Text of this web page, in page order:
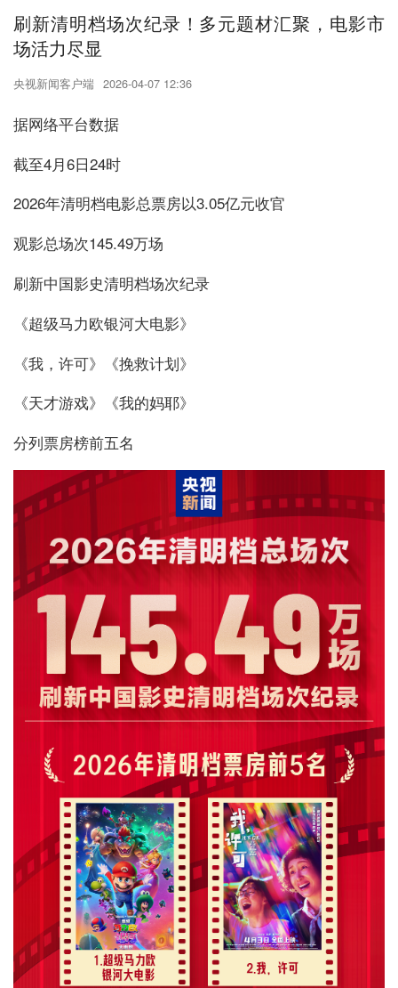
刷新清明档场次纪录！多元题材汇聚，电影市
场活力尽显
央视新闻客户端 2026-04-07 12:36
据网络平台数据
截至4月6日24时
2026年清明档电影总票房以3.05亿元收官
观影总场次145.49万场
刷新中国影史清明档场次纪录
《超级马力欧银河大电影》
《我，许可》《挽救计划》
《天才游戏》《我的妈耶》
分列票房榜前五名